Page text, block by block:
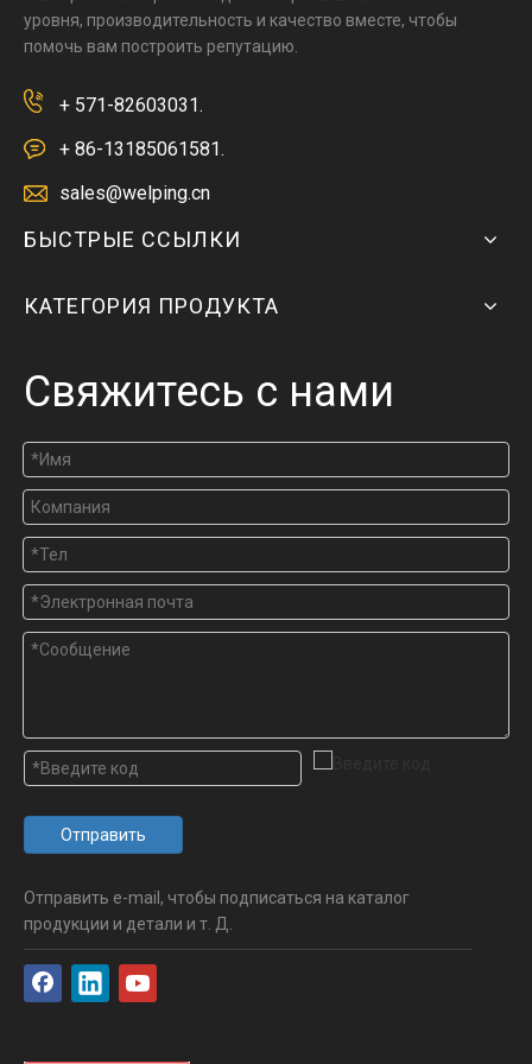
уровня, производительность и качество вместе, чтобы
помочь вам построить репутацию.
+ 571-82603031.
+ 86-13185061581.
sales@welping.cn
БЫСТРЫЕ ССЫЛКИ
КАТЕГОРИЯ ПРОДУКТА
Свяжитесь с нами
Отправить
Отправить e-mail, чтобы подписаться на каталог
продукции и детали и т. Д.